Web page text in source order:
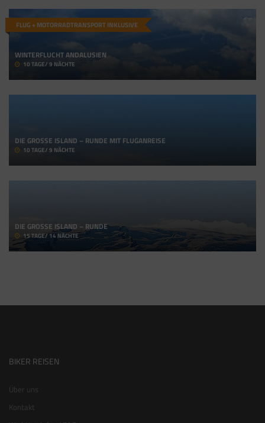
FLUG + MOTORRADTRANSPORT INKLUSIVE
WINTERFLUCHT ANDALUSIEN
10 TAGE/ 9 NÄCHTE
DIE GROSSE ISLAND – RUNDE MIT FLUGANREISE
10 TAGE/ 9 NÄCHTE
DIE GROSSE ISLAND – RUNDE
15 TAGE/ 14 NÄCHTE
BIKER REISEN
Über uns
Kontakt